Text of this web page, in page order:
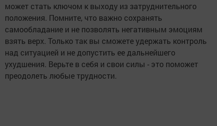
может стать ключом к выходу из затруднительного
положения. Помните, что важно сохранять
самообладание и не позволять негативным эмоциям
взять верх. Только так вы сможете удержать контроль
над ситуацией и не допустить ее дальнейшего
ухудшения. Верьте в себя и свои силы - это поможет
преодолеть любые трудности.